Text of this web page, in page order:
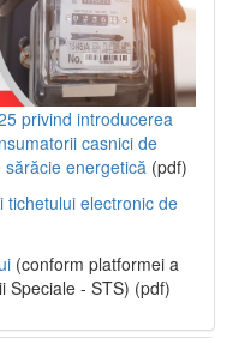
privind introducerea
casnici de
energetică (pdf)
tichetului electronic de
(conform platformei a
Speciale - STS) (pdf)